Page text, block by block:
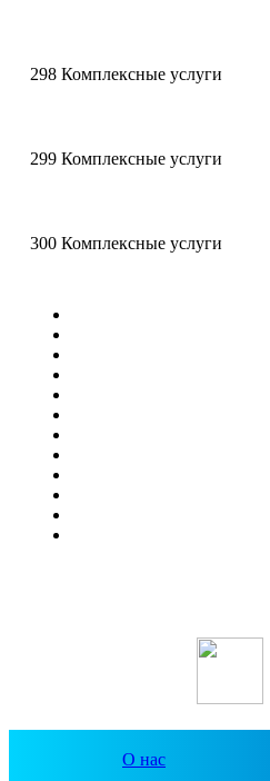
298 Комплексные услуги
299 Комплексные услуги
300 Комплексные услуги
О нас